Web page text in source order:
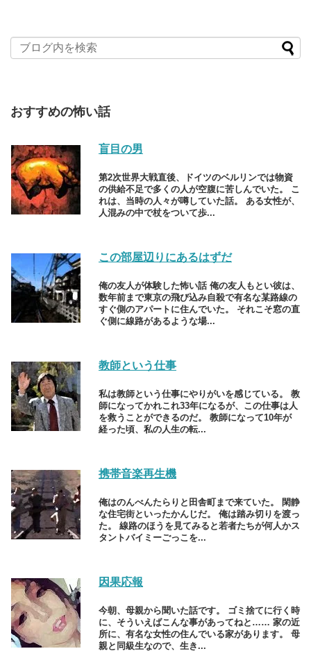
おすすめの怖い話
盲目の男
第2次世界大戦直後、ドイツのベルリンでは物資
の供給不足で多くの人が空腹に苦しんでいた。 こ
れは、当時の人々が噂していた話。 ある女性が、
人混みの中で杖をついて歩...
この部屋辺りにあるはずだ
俺の友人が体験した怖い話 俺の友人もとい彼は、
数年前まで東京の飛び込み自殺で有名な某路線の
すぐ側のアパートに住んでいた。 それこそ窓の直
ぐ側に線路があるような場...
教師という仕事
私は教師という仕事にやりがいを感じている。 教
師になってかれこれ33年になるが、この仕事は人
を救うことができるのだ。 教師になって10年が
経った頃、私の人生の転...
携帯音楽再生機
俺はのんべんたらりと田舎町まで来ていた。 閑静
な住宅街といったかんじだ。 俺は踏み切りを渡っ
た。 線路のほうを見てみると若者たちが何人かス
タントバイミーごっこを...
因果応報
今朝、母親から聞いた話です。 ゴミ捨てに行く時
に、そういえばこんな事があってねと…… 家の近
所に、有名な女性の住んでいる家があります。 母
親と同級生なので、生き...